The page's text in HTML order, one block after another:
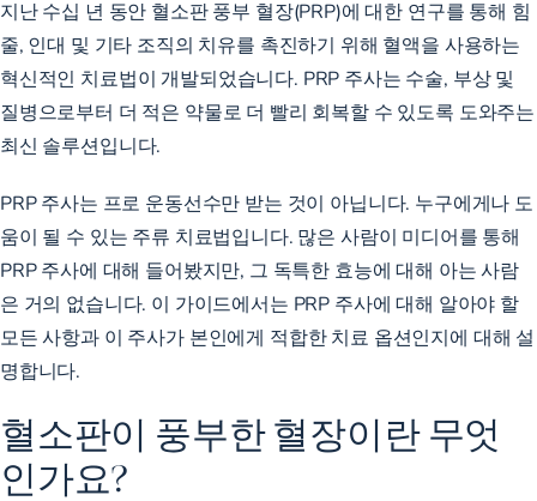
지난 수십 년 동안 혈소판 풍부 혈장(PRP)에 대한 연구를 통해 힘
줄, 인대 및 기타 조직의 치유를 촉진하기 위해 혈액을 사용하는
혁신적인 치료법이 개발되었습니다. PRP 주사는 수술, 부상 및
질병으로부터 더 적은 약물로 더 빨리 회복할 수 있도록 도와주는
최신 솔루션입니다.
PRP 주사는 프로 운동선수만 받는 것이 아닙니다. 누구에게나 도
움이 될 수 있는 주류 치료법입니다. 많은 사람이 미디어를 통해
PRP 주사에 대해 들어봤지만, 그 독특한 효능에 대해 아는 사람
은 거의 없습니다. 이 가이드에서는 PRP 주사에 대해 알아야 할
모든 사항과 이 주사가 본인에게 적합한 치료 옵션인지에 대해 설
명합니다.
혈소판이 풍부한 혈장이란 무엇
인가요?